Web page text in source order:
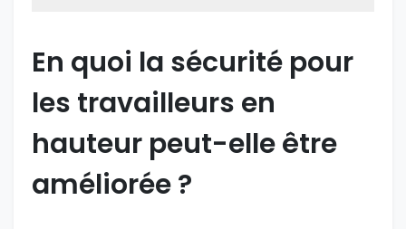
En quoi la sécurité pour
les travailleurs en
hauteur peut-elle être
améliorée ?